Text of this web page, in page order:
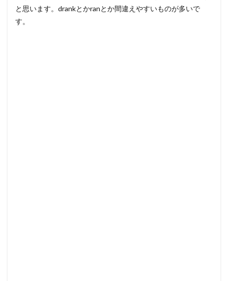
と思います。drankとかranとか間違えやすいものが多いで
す。